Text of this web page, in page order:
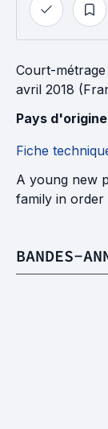
Court-métrage
avril 2018
Pays
Fiche
A young new
family in order
BANDES-